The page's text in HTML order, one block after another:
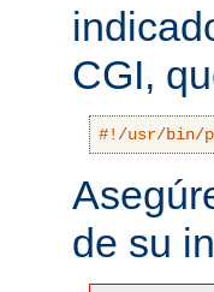
CGI,
#!/usr/bin/
de su